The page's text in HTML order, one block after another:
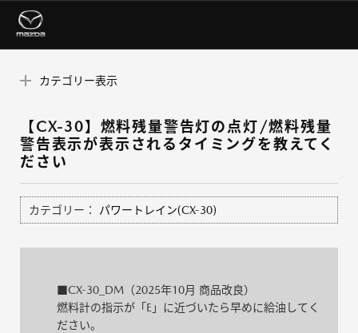
カテゴリー表示
【CX-30】燃料残量警告灯の点灯/燃料残量
警告表示が表示されるタイミングを教えてく
ださい
カテゴリー： パワートレイン(CX-30)
■CX-30_DM（2025年10月 商品改良）
燃料計の指示が「E」に近づいたら早めに給油してく
ださい。